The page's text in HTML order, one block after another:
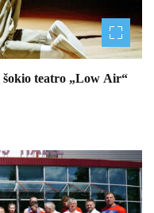
teatro „Low Air“